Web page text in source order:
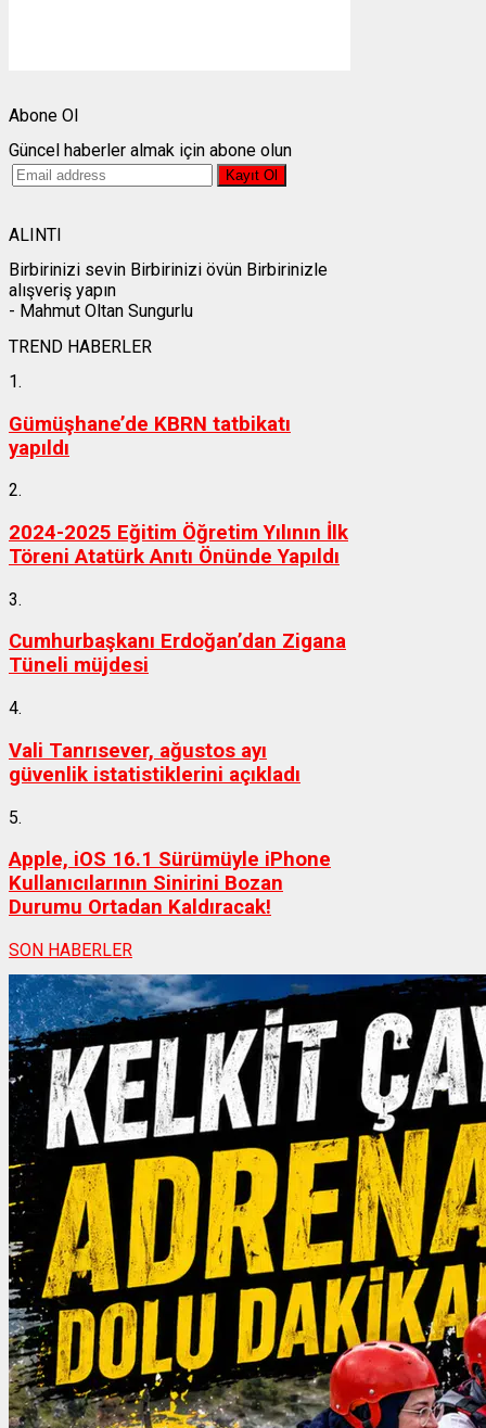
Abone Ol
Güncel haberler almak için abone olun
ALINTI
Birbirinizi sevin Birbirinizi övün Birbirinizle
alışveriş yapın
- Mahmut Oltan Sungurlu
TREND HABERLER
1.
Gümüşhane’de KBRN tatbikatı
yapıldı
2.
2024-2025 Eğitim Öğretim Yılının İlk
Töreni Atatürk Anıtı Önünde Yapıldı
3.
Cumhurbaşkanı Erdoğan’dan Zigana
Tüneli müjdesi
4.
Vali Tanrısever, ağustos ayı
güvenlik istatistiklerini açıkladı
5.
Apple, iOS 16.1 Sürümüyle iPhone
Kullanıcılarının Sinirini Bozan
Durumu Ortadan Kaldıracak!
SON HABERLER